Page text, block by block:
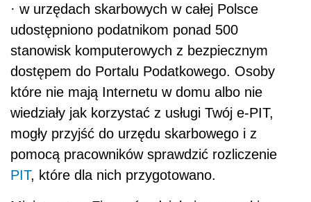
· w urzędach skarbowych w całej Polsce
udostępniono podatnikom ponad 500
stanowisk komputerowych z bezpiecznym
dostępem do Portalu Podatkowego. Osoby
które nie mają Internetu w domu albo nie
wiedziały jak korzystać z usługi Twój e-PIT,
mogły przyjść do urzędu skarbowego i z
pomocą pracowników sprawdzić rozliczenie
PIT, które dla nich przygotowano.